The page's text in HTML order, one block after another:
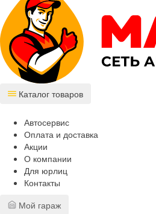
Каталог товаров
Автосервис
Оплата и доставка
Акции
О компании
Для юрлиц
Контакты
Мой гараж